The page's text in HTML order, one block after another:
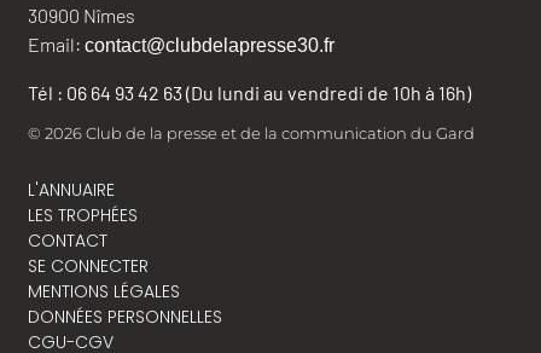
30900 Nîmes
Email: contact@clubdelapresse30.fr
Tél : 06 64 93 42 63 (Du lundi au vendredi de 10h à 16h)
© 2026 Club de la presse et de la communication du Gard
L'ANNUAIRE
LES TROPHÉES
CONTACT
SE CONNECTER
MENTIONS LÉGALES
DONNÉES PERSONNELLES
CGU-CGV